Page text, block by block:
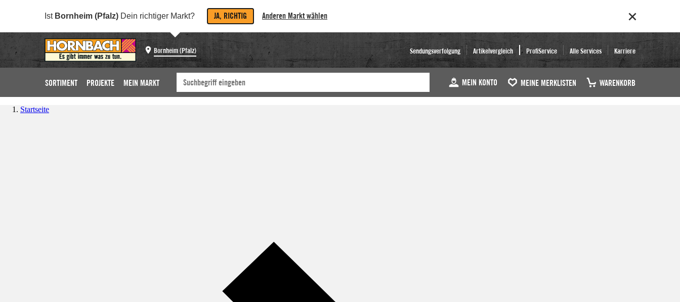
Ist Bornheim (Pfalz) Dein richtiger Markt? JA, RICHTIG Anderen Markt wählen
Bornheim (Pfalz) Sendungsverfolgung Artikelvergleich ProfiService Alle Services Karriere
SORTIMENT PROJEKTE MEIN MARKT MEIN KONTO MEINE MERKLISTEN WARENKORB
Startseite